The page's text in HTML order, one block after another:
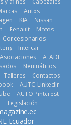
La FEDAK
recibe 12
Sinotruk
Bolden para
cubrir las rutas
de La Vuelta
y afines
Cabezales
Autos
KIA
Nissan
Renault
Motos
Concesionarios
– Intercar
Asociaciones
AEADE
Neumáticos
Talleres
Contactos
AUTO LinkedIn
AUTO Pinterest
Legislación
Ecuador